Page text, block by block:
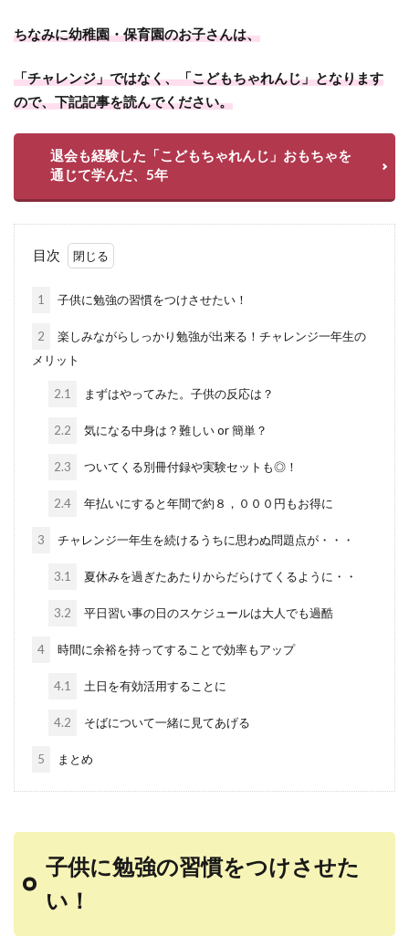
ちなみに幼稚園・保育園のお子さんは、
「チャレンジ」ではなく、「こどもちゃれんじ」となります
ので、下記記事を読んでください。
退会も経験した「こどもちゃれんじ」おもちゃを
通じて学んだ、5年
目次
1 子供に勉強の習慣をつけさせたい！
2
楽しみながらしっかり勉強が出来る！チャレンジ一年生の
メリット
2.1 まずはやってみた。子供の反応は？
2.2 気になる中身は？難しい or 簡単？
2.3 ついてくる別冊付録や実験セットも◎！
2.4 年払いにすると年間で約８，０００円もお得に
3 チャレンジ一年生を続けるうちに思わぬ問題点が・・・
3.1 夏休みを過ぎたあたりからだらけてくるように・・
3.2 平日習い事の日のスケジュールは大人でも過酷
4 時間に余裕を持ってすることで効率もアップ
4.1 土日を有効活用することに
4.2 そばについて一緒に見てあげる
5 まとめ
子供に勉強の習慣をつけさせた
い！